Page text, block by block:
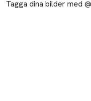
gör det enkelt att skapa
Tagga dina bilder med